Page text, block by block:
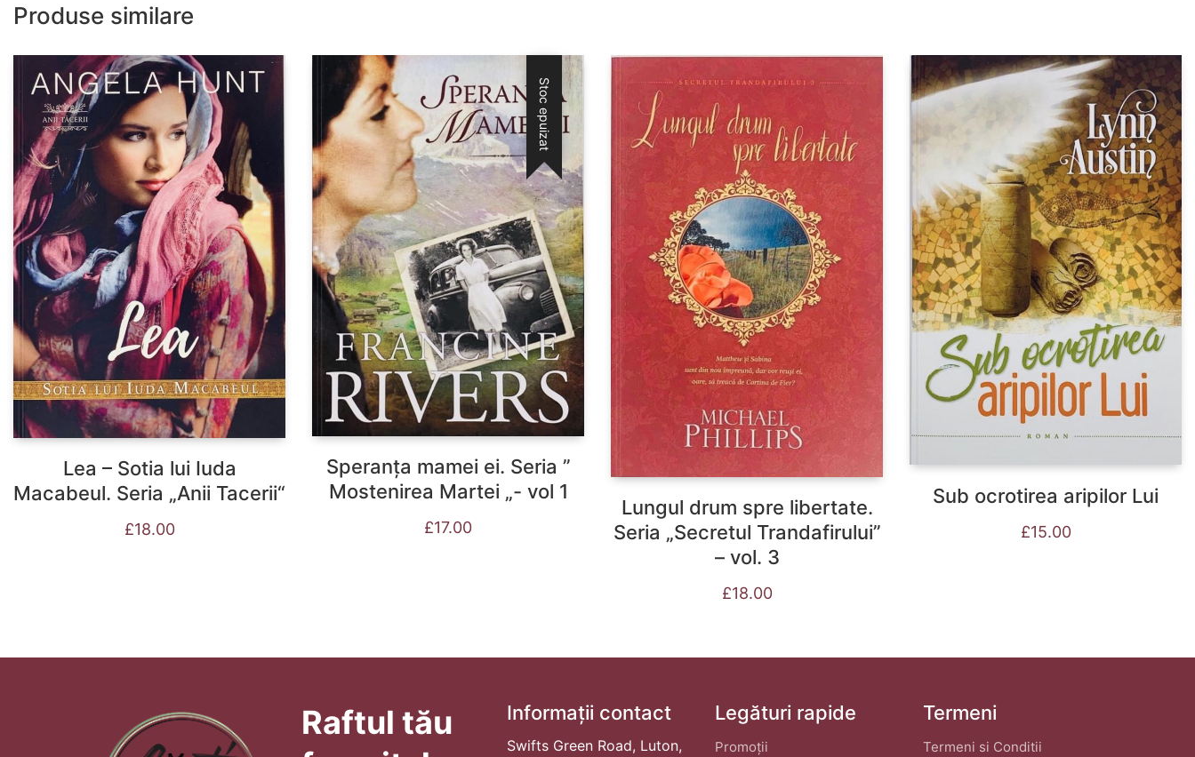
Produse similare
Lea – Sotia lui Iuda
Macabeul. Seria „Anii Tacerii“
£18.00
Stoc epuizat
Speranța mamei ei. Seria ”
Mostenirea Martei „- vol 1
£17.00
Lungul drum spre libertate.
Seria „Secretul Trandafirului”
– vol. 3
£18.00
Sub ocrotirea aripilor Lui
£15.00
Raftul tău
Informații contact
Swifts Green Road, Luton,
Legături rapide
Promoții
Termeni
Termeni si Conditii